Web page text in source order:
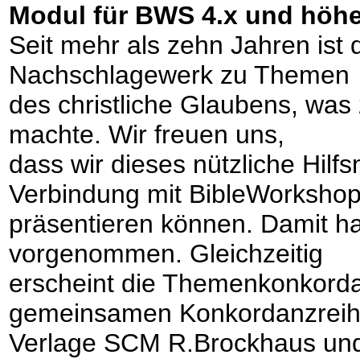
Modul für BWS 4.x und
Seit mehr als zehn Jahren ist
Nachschlagewerk zu Themen
des christliche Glaubens,
machte. Wir freuen uns,
dass wir dieses nützliche
Verbindung mit
präsentieren können. Damit
vorgenommen. Gleichzeitig
erscheint die
gemeinsamen
Verlage SCM R.Brockhaus